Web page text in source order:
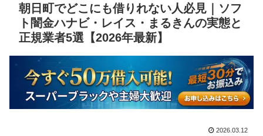
朝日町でどこにも借りれない人必見｜ソフ
ト闇金ハナビ・レイス・まるきんの実態と
正規業者5選【2026年最新】
2026.03.12